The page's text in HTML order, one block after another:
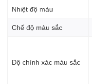
Nhiệt độ màu
Chế độ màu sắc
Độ chính xác màu sắc